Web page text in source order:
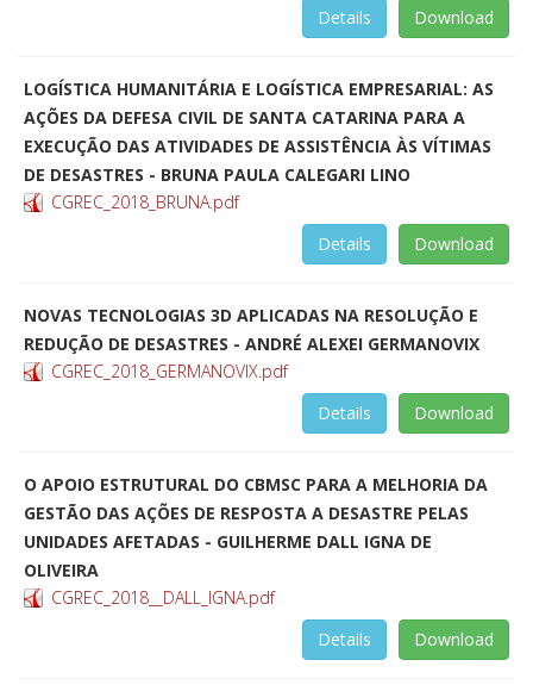
Download
Details
LOGÍSTICA HUMANITÁRIA E LOGÍSTICA EMPRESARIAL: AS
AÇÕES DA DEFESA CIVIL DE SANTA CATARINA PARA A
EXECUÇÃO DAS ATIVIDADES DE ASSISTÊNCIA ÀS VÍTIMAS
DE DESASTRES - BRUNA PAULA CALEGARI LINO
CGREC_2018_BRUNA.pdf
Download
Details
NOVAS TECNOLOGIAS 3D APLICADAS NA RESOLUÇÃO E
REDUÇÃO DE DESASTRES - ANDRÉ ALEXEI GERMANOVIX
CGREC_2018_GERMANOVIX.pdf
Download
Details
O APOIO ESTRUTURAL DO CBMSC PARA A MELHORIA DA
GESTÃO DAS AÇÕES DE RESPOSTA A DESASTRE PELAS
UNIDADES AFETADAS - GUILHERME DALL IGNA DE
OLIVEIRA
CGREC_2018__DALL_IGNA.pdf
Download
Details